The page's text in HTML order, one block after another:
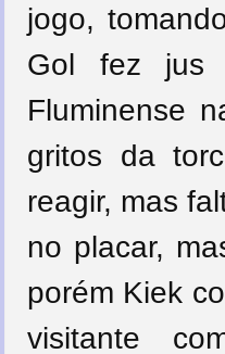
jogo,
Gol fez jus
Fluminense
gritos da
reagir, mas
no placar,
porém Kiek
visitante